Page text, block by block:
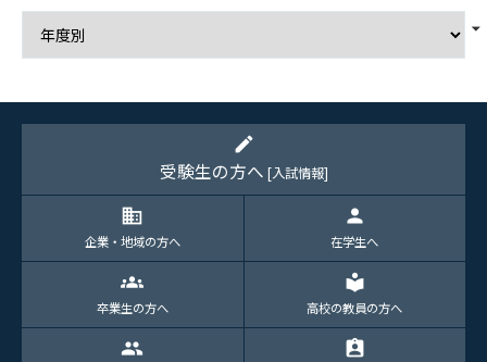
edit
受験生の方へ [入試情報]
domain
企業・地域の方へ
person
在学生へ
groups
卒業生の方へ
local_library
高校の教員の方へ
group assignment_ind